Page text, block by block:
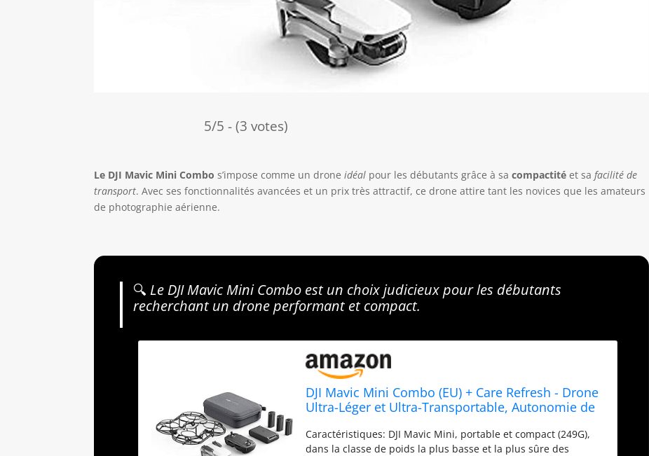
5/5 - (3 votes)
Le DJI Mavic Mini Combo s’impose comme un droneidéal pour les débutants grâce à sacompactité et safacilité de
transport. Avec ses fonctionnalités avancées et un prix très attractif, ce drone attire tant les novices que les amateurs
de photographie aérienne.
🔍 Le DJI Mavic Mini Combo est un choix judicieux pour les débutants
recherchant un drone performant et compact.
DJI Mavic Mini Combo (EU) + Care Refresh - Drone
Ultra-Léger et Ultra-Transportable, Autonomie de
Vidéo HD 2.7K, Couvre une Grande Variété
d'Accidents
Caractéristiques: DJI Mavic Mini, portable et compact (249G),
dans la classe de poids la plus basse et la plus sûre des